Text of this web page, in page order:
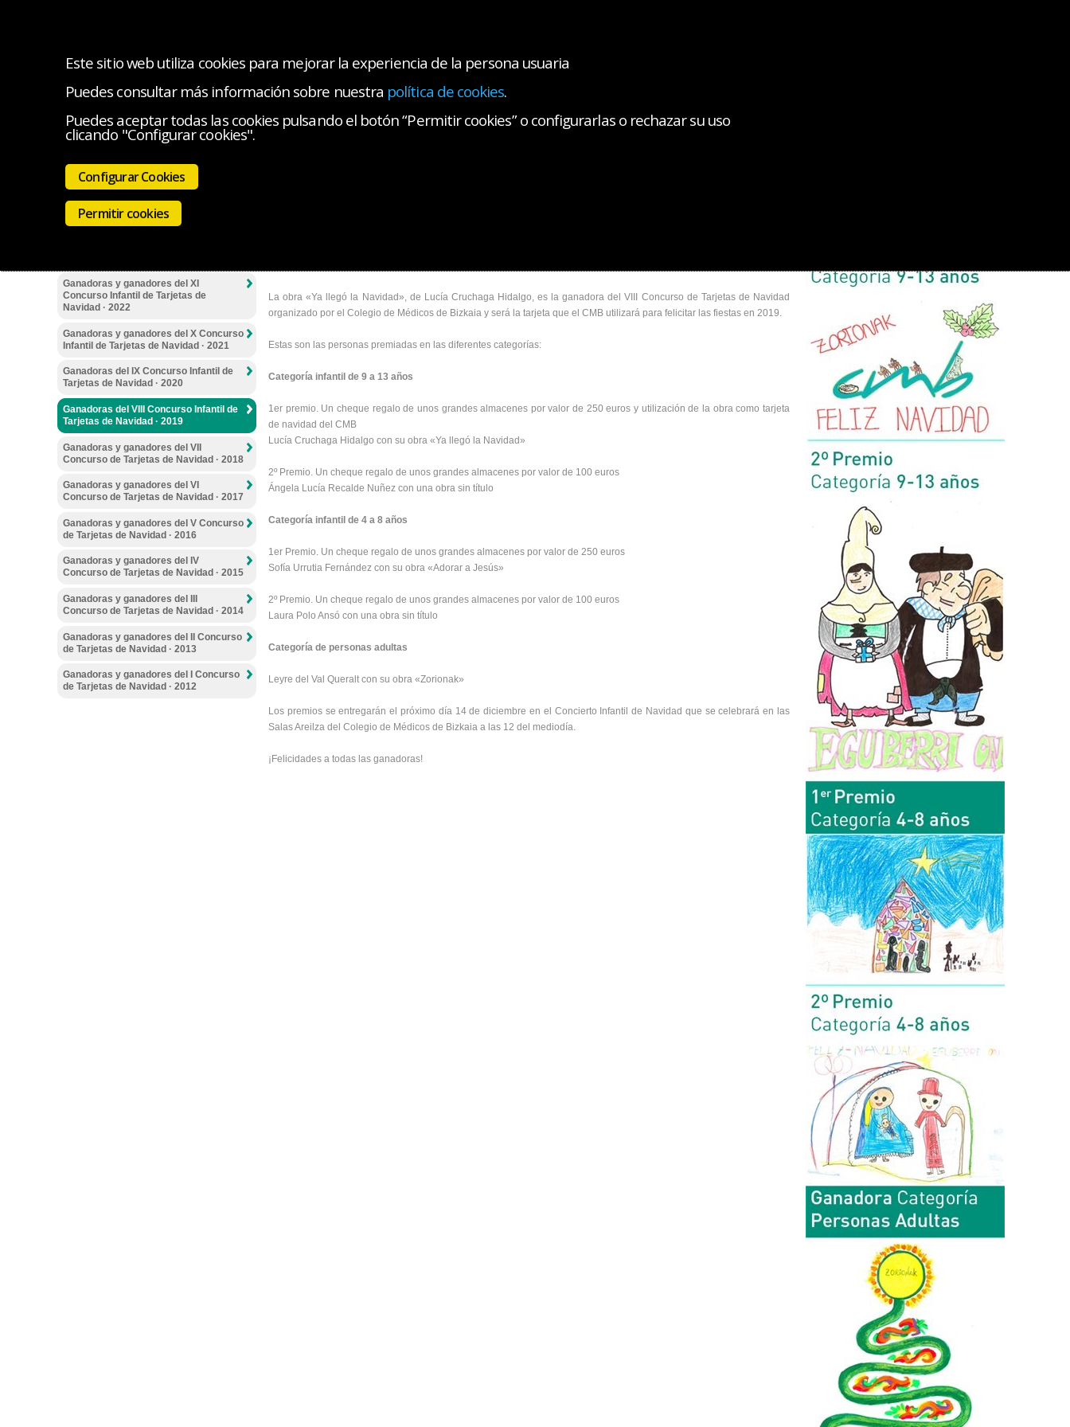
Este sitio web utiliza cookies para mejorar la experiencia de la persona usuaria
Puedes consultar más información sobre nuestra política de cookies.
Puedes aceptar todas las cookies pulsando el botón “Permitir cookies” o configurarlas o rechazar su uso
clicando "Configurar cookies".
Configurar Cookies
Permitir cookies
INICIO EL COLEGIO SERVICIOS INICIATIVAS COLEGIALES SALA DE PRENSA CONTACTO
La obra «Ya llegó la Navidad», de Lucía Cruchaga Hidalgo, es la ganadora del VIII Concurso de Tarjetas de Navidad
organizado por el Colegio de Médicos de Bizkaia y será la tarjeta que el CMB utilizará para felicitar las fiestas en 2019.
Estas son las personas premiadas en las diferentes categorías:
Categoría infantil de 9 a 13 años
1er premio. Un cheque regalo de unos grandes almacenes por valor de 250 euros y utilización de la obra como tarjeta
de navidad del CMB
Lucía Cruchaga Hidalgo con su obra «Ya llegó la Navidad»
2º Premio. Un cheque regalo de unos grandes almacenes por valor de 100 euros
Ángela Lucía Recalde Nuñez con una obra sin título
Categoría infantil de 4 a 8 años
1er Premio. Un cheque regalo de unos grandes almacenes por valor de 250 euros
Sofía Urrutia Fernández con su obra «Adorar a Jesús»
2º Premio. Un cheque regalo de unos grandes almacenes por valor de 100 euros
Laura Polo Ansó con una obra sin título
Categoría de personas adultas
Leyre del Val Queralt con su obra «Zorionak»
Los premios se entregarán el próximo día 14 de diciembre en el Concierto Infantil de Navidad que se celebrará en las
Salas Areilza del Colegio de Médicos de Bizkaia a las 12 del mediodía.
¡Felicidades a todas las ganadoras!
Tarjetas de Navidad 2025
Tarjetas de Navidad del CMB · 2024
Ganadoras y ganadores del XI
Concurso Infantil de Tarjetas de
Navidad · 2022
Ganadoras y ganadores del X Concurso
Infantil de Tarjetas de Navidad · 2021
Ganadoras del IX Concurso Infantil de
Tarjetas de Navidad · 2020
Ganadoras del VIII Concurso Infantil de
Tarjetas de Navidad · 2019
Ganadoras y ganadores del VII
Concurso de Tarjetas de Navidad · 2018
Ganadoras y ganadores del VI
Concurso de Tarjetas de Navidad · 2017
Ganadoras y ganadores del V Concurso
de Tarjetas de Navidad · 2016
Ganadoras y ganadores del IV
Concurso de Tarjetas de Navidad · 2015
Ganadoras y ganadores del III
Concurso de Tarjetas de Navidad · 2014
Ganadoras y ganadores del II Concurso
de Tarjetas de Navidad · 2013
Ganadoras y ganadores del I Concurso
de Tarjetas de Navidad · 2012